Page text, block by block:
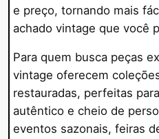
e preço, tornando mais
achado vintage que você
Para quem busca peças
vintage oferecem
restauradas, perfeitas
autêntico e cheio de
eventos sazonais, feiras